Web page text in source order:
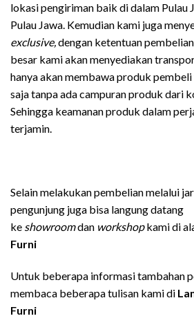
lokasi pengiriman baik di dalam Pulau
Pulau Jawa. Kemudian kami juga
exclusive,dengan ketentuan
besar kami akan menyediakan
hanya akan membawa produk
saja tanpa ada campuran produk dari
Sehingga keamanan produk dalam
terjamin.
Selain melakukan pembelian melalui
pengunjung juga bisa langung datang
ke showroomdan workshopkami di
Furni
Untuk beberapa informasi tambahan
membaca beberapa tulisan kami di
Furni